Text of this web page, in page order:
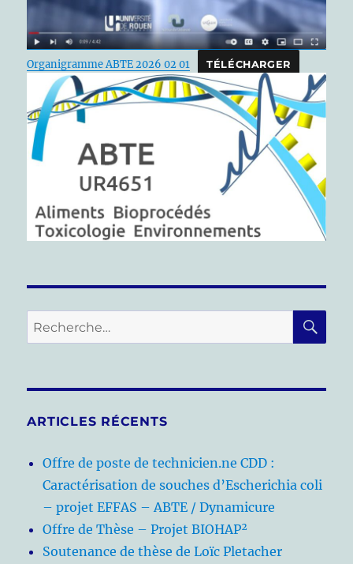
Organigramme ABTE 2026 02 01 TÉLÉCHARGER
Recherche
pour :
ARTICLES RÉCENTS
Offre de poste de technicien.ne CDD :
Caractérisation de souches d’Escherichia coli
– projet EFFAS – ABTE / Dynamicure
Offre de Thèse – Projet BIOHAP²
Soutenance de thèse de Loïc Pletacher